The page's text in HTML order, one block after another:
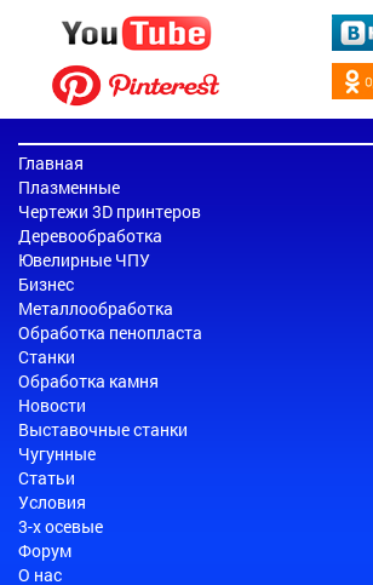
Главная
Плазменные
Чертежи 3D принтеров
Деревообработка
Ювелирные ЧПУ
Бизнес
Металлообработка
Обработка пенопласта
Станки
Обработка камня
Новости
Выставочные станки
Чугунные
Статьи
Условия
3-х осевые
Форум
О нас